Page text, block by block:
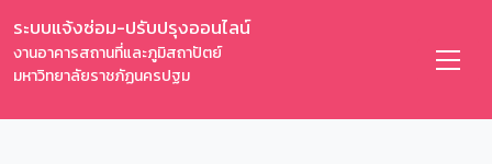
ระบบแจ้งซ่อม-ปรับปรุงออนไลน์
งานอาคารสถานที่และภูมิสถาปัตย์
มหาวิทยาลัยราชภัฏนครปฐม